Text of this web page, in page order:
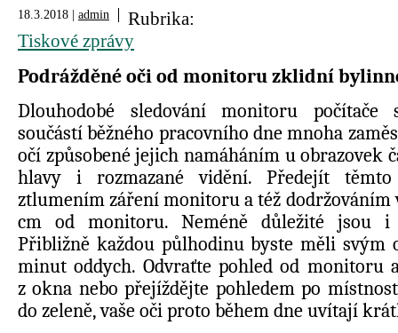
18.3.2018 | admin
Rubrika:
Tiskové zprávy
Podrážděné oči od monitoru zklidní
Dlouhodobé sledování monitoru počítače
součástí běžného pracovního dne mnoha
očí způsobené jejich namáháním u obrazovek
hlavy i rozmazané vidění. Předejít
ztlumením záření monitoru a též dodržováním
cm od monitoru. Neméně důležité jsou i
Přibližně každou půlhodinu byste měli svým
minut oddych. Odvraťte pohled od monitoru
z okna nebo přejíždějte pohledem po
do zeleně, vaše oči proto během dne uvítají